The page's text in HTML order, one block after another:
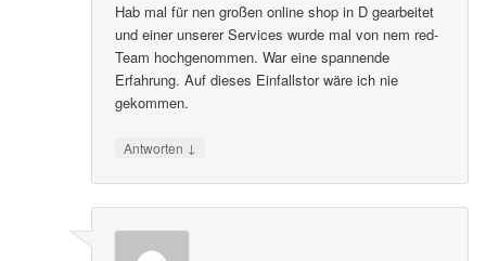
Hab mal für nen großen online shop in D gearbeitet
und einer unserer Services wurde mal von nem red-
Team hochgenommen. War eine spannende
Erfahrung. Auf dieses Einfallstor wäre ich nie
gekommen.
Antworten ↓